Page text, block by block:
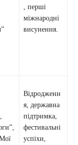
, перші
міжнародні
висунення.
Відродженн
я, державна
підтримка,
фестивальні
успіхи,